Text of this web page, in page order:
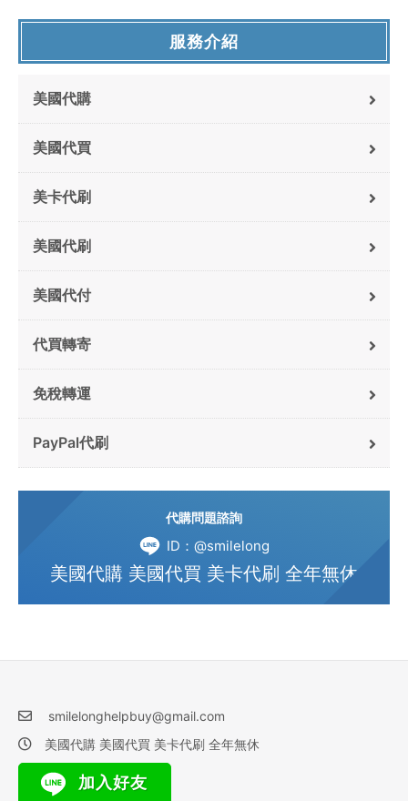
服務介紹
美國代購
美國代買
美卡代刷
美國代刷
美國代付
代買轉寄
免稅轉運
PayPal代刷
代購問題諮詢
ID：@smilelong
美國代購 美國代買 美卡代刷 全年無休
smilelonghelpbuy@gmail.com
美國代購 美國代買 美卡代刷 全年無休
加入好友